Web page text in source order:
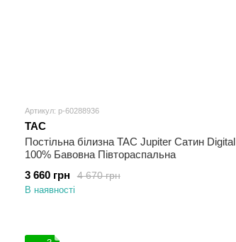
Артикул: p-60288936
TAC
Постільна білизна TAC Jupiter Сатин Digital
100% Бавовна Півтораспальна
4 670 грн
3 660 грн
В наявності